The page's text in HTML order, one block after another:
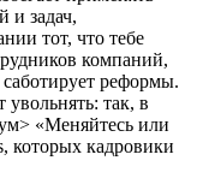
и задач,
тот, что тебе
компаний,
реформы.
так, в
«Меняйтесь или
которых кадровики